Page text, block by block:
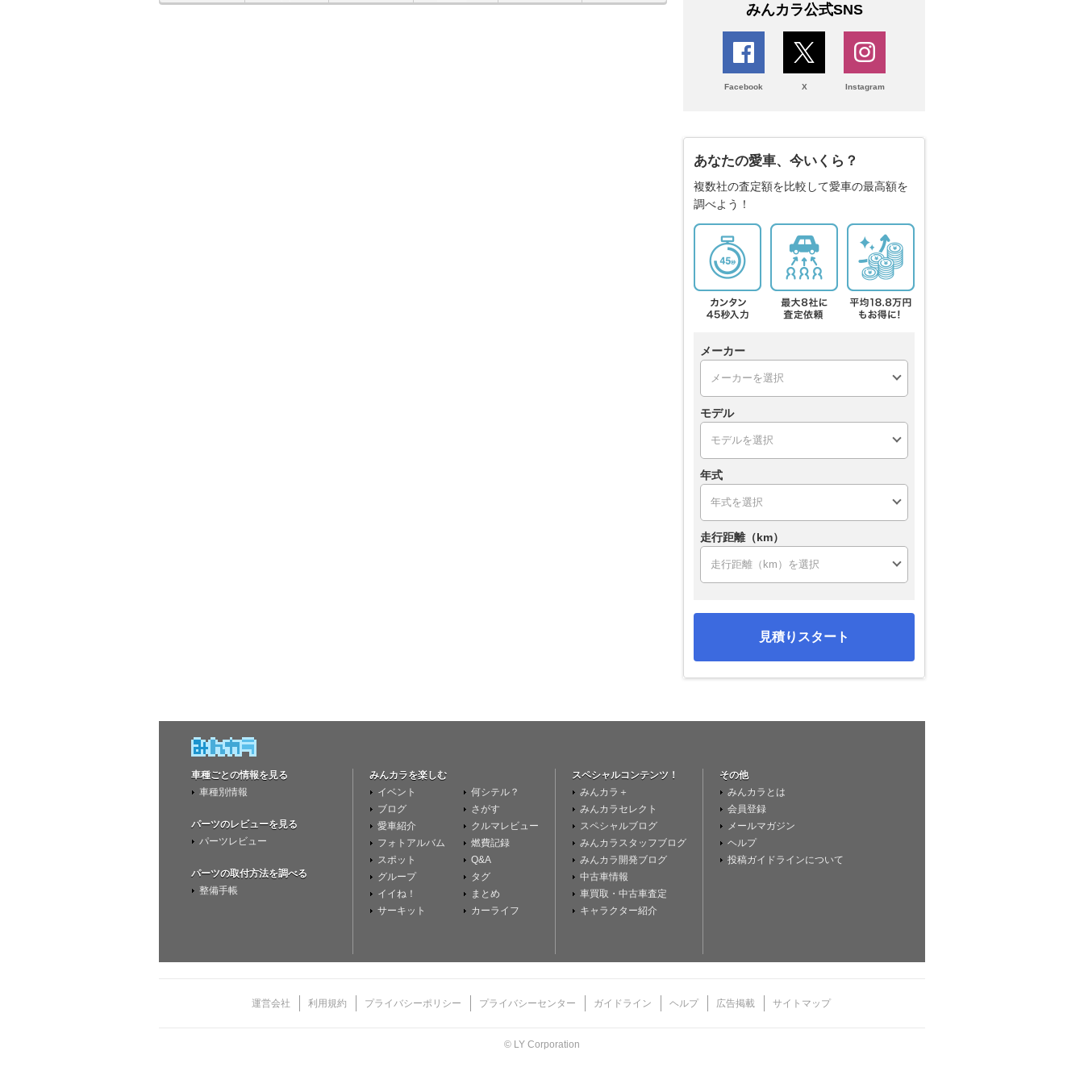
みんカラ公式SNS
Facebook X Instagram
あなたの愛車、今いくら？
複数社の査定額を比較して愛車の最高額を
調べよう！
メーカー
モデル
年式
走行距離（km）
見積りスタート
車種ごとの情報を見る
車種別情報
パーツのレビューを見る
パーツレビュー
パーツの取付方法を調べる
整備手帳
みんカラを楽しむ
イベント
ブログ
愛車紹介
フォトアルバム
スポット
グループ
イイね！
サーキット
何シテル？
さがす
クルマレビュー
燃費記録
Q&A
タグ
まとめ
カーライフ
スペシャルコンテンツ！
みんカラ＋
みんカラセレクト
スペシャルブログ
みんカラスタッフブログ
みんカラ開発ブログ
中古車情報
車買取・中古車査定
キャラクター紹介
その他
みんカラとは
会員登録
メールマガジン
ヘルプ
投稿ガイドラインについて
運営会社 利用規約 プライバシーポリシー プライバシーセンター ガイドライン ヘルプ 広告掲載 サイトマップ
© LY Corporation